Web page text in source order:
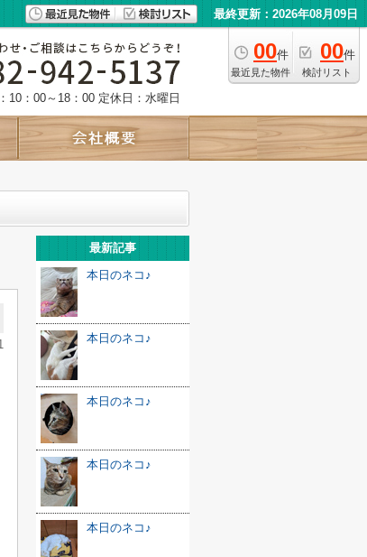
最終更新：2026年08月09日
00件
最近見た物件
00件
検討リスト
10：00～18：00 定休日：水曜日
最新記事
本日のネコ♪
本日のネコ♪
本日のネコ♪
本日のネコ♪
本日のネコ♪